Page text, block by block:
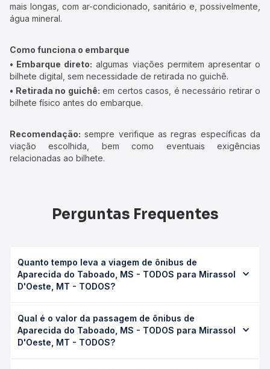
mais longas, com ar-condicionado, sanitário e, possivelmente,
água mineral.
Como funciona o embarque
• Embarque direto: algumas viações permitem apresentar o
bilhete digital, sem necessidade de retirada no guichê.
• Retirada no guichê: em certos casos, é necessário retirar o
bilhete físico antes do embarque.
Recomendação: sempre verifique as regras específicas da
viação escolhida, bem como eventuais exigências
relacionadas ao bilhete.
Perguntas Frequentes
Quanto tempo leva a viagem de ônibus de
Aparecida do Taboado, MS - TODOS para Mirassol
D'Oeste, MT - TODOS?
TODOS para Mirassol D'Oeste, MT - TODOS leva em
média 0 horas, podendo variar conforme a viação, o tipo
de serviço (convencional, executivo ou leito) e as
Qual é o valor da passagem de ônibus de
Aparecida do Taboado, MS - TODOS para Mirassol
D'Oeste, MT - TODOS?